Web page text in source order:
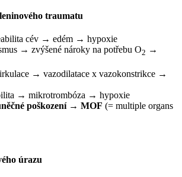
traumatu
cév → edém → hypoxie
→ zvýšené nároky na potřebu O2 →
→ vazodilatace x vazokonstrikce →
→ mikrotrombóza → hypoxie
poškození → MOF (= multiple organs
úrazu